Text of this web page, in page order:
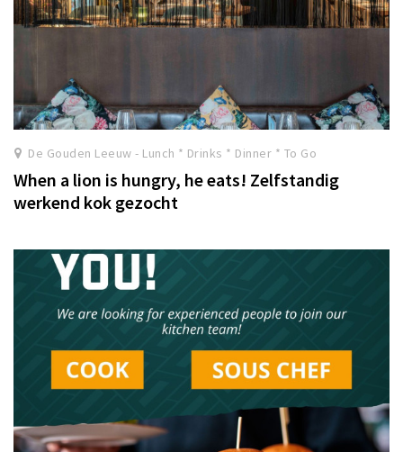
De Gouden Leeuw - Lunch * Drinks * Dinner * To Go
When a lion is hungry, he eats! Zelfstandig
werkend kok gezocht